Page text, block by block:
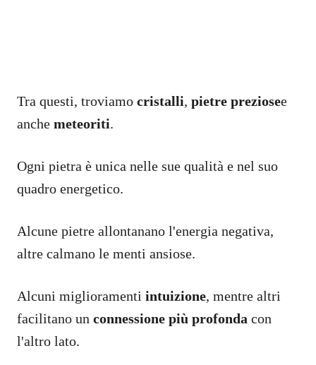
Tra questi, troviamo cristalli, pietre preziosee
anche meteoriti.
Ogni pietra è unica nelle sue qualità e nel suo
quadro energetico.
Alcune pietre allontanano l'energia negativa,
altre calmano le menti ansiose.
Alcuni miglioramenti intuizione, mentre altri
facilitano un connessione più profonda con
l'altro lato.